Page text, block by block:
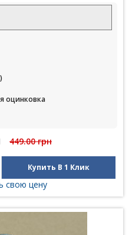
оцинковка
449.00 грн
Купить В 1 Клик
свою цену